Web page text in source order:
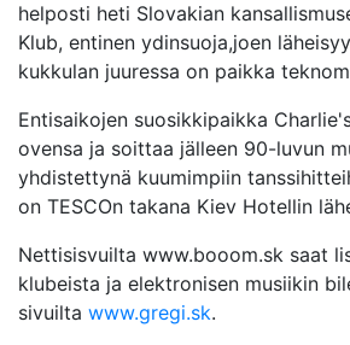
helposti heti Slovakian
Klub, entinen ydinsuoja,joen
kukkulan juuressa on paikka
Entisaikojen suosikkipaikka
ovensa ja soittaa jälleen 90-luvun
yhdistettynä kuumimpiin
on TESCOn takana Kiev Hotellin
Nettisisvuilta www.booom.sk saat
klubeista ja elektronisen musiikin
sivuilta www.gregi.sk.